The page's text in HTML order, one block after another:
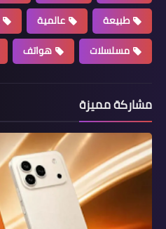
طبيعة
عالمية
مسلسلات
هواتف
مشاركة مميزة